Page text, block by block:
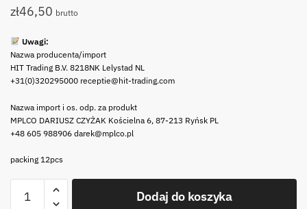
zł46,50 brutto
Uwagi:
Nazwa producenta/import
HIT Trading B.V. 8218NK Lelystad NL
+31(0)320295000 receptie@hit-trading.com
Nazwa import i os. odp. za produkt
MPLCO DARIUSZ CZYŻAK Kościelna 6, 87-213 Ryńsk PL
+48 605 988906 darek@mplco.pl
packing 12pcs
Party
Dodaj do koszyka